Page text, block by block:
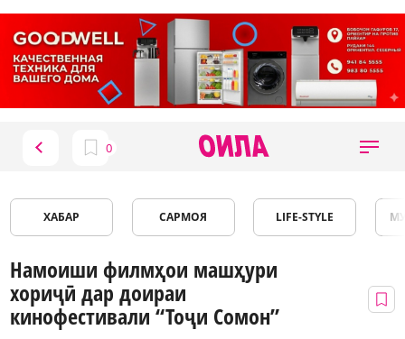
ХАБАР САРМОЯ LIFE-STYLE
Намоиши филмҳои машҳури
хориҷӣ дар доираи
кинофестивали “Тоҷи Сомон”